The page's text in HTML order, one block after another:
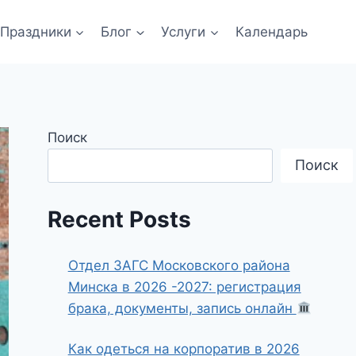
Праздники Блог Услуги Календарь
Поиск
Поиск
Recent Posts
Отдел ЗАГС Московского района
Минска в 2026 -2027: регистрация
брака, документы, запись онлайн
Как одеться на корпоратив в 2026